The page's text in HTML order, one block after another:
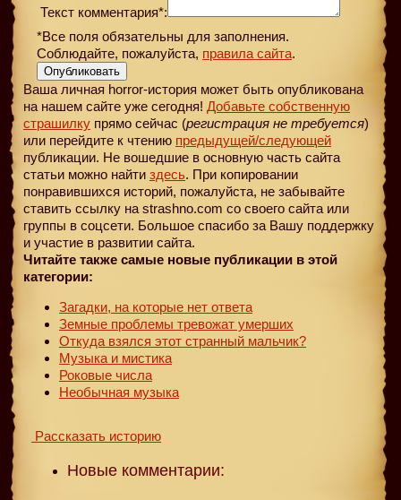
Текст комментария*:
*Все поля обязательны для заполнения.
Соблюдайте, пожалуйста, правила сайта.
Опубликовать
Ваша личная horror-история может быть опубликована
на нашем сайте уже сегодня! Добавьте собственную
страшилку прямо сейчас (регистрация не требуется)
или перейдите к чтению предыдущей/следующей
публикации. Не вошедшие в основную часть сайта
статьи можно найти здесь. При копировании
понравившихся историй, пожалуйста, не забывайте
ставить ссылку на strashno.com со своего сайта или
группы в соцсети. Большое спасибо за Вашу поддержку
и участие в развитии сайта.
Читайте также самые новые публикации в этой
категории:
Загадки, на которые нет ответа
Земные проблемы тревожат умерших
Откуда взялся этот странный мальчик?
Музыка и мистика
Роковые числа
Необычная музыка
Рассказать историю
Новые комментарии: